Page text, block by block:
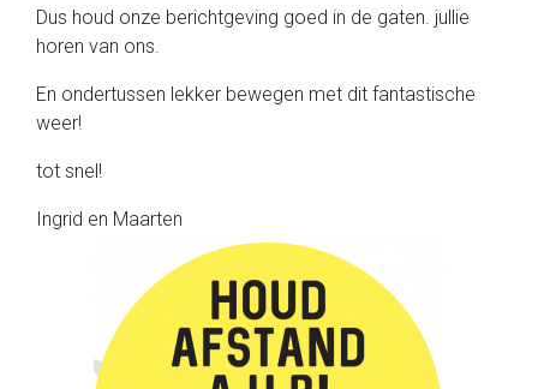
Dus houd onze berichtgeving goed in de gaten. jullie
horen van ons.
En ondertussen lekker bewegen met dit fantastische
weer!
tot snel!
Ingrid en Maarten